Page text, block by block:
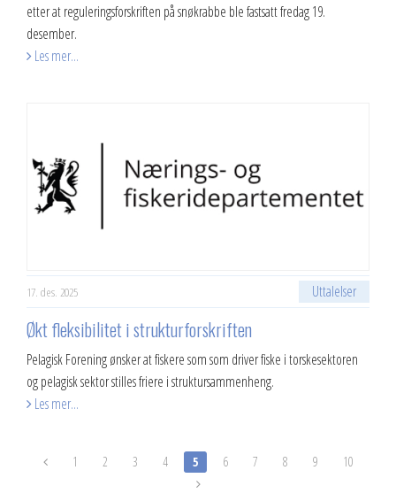
etter at reguleringsforskriften på snøkrabbe ble fastsatt fredag 19.
desember.
Les mer...
17. des. 2025 Uttalelser
Økt fleksibilitet i strukturforskriften
Pelagisk Forening ønsker at fiskere som som driver fiske i torskesektoren
og pelagisk sektor stilles friere i struktursammenheng.
Les mer...
1 2 3 4 5 6 7 8 9 10